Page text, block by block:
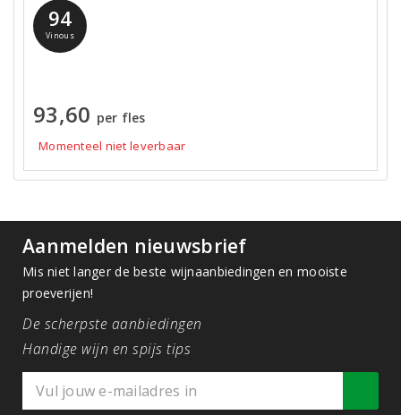
94
Vinous
93,60 per fles
Momenteel niet leverbaar
Aanmelden nieuwsbrief
Mis niet langer de beste wijnaanbiedingen en mooiste
proeverijen!
De scherpste aanbiedingen
Handige wijn en spijs tips